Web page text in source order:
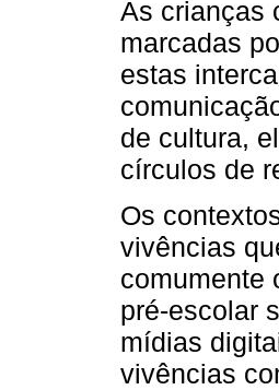
As crianças
marcadas
estas
de cultura,
círculos de
Os
vivências
comumente
pré-escolar
mídias
vivências